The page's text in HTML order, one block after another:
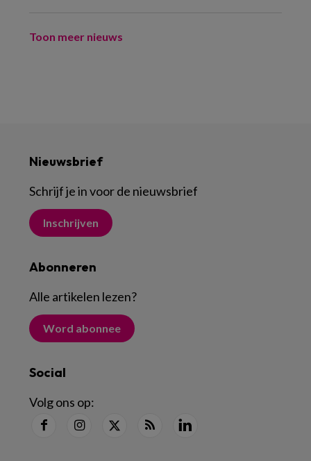
Toon meer nieuws
Nieuwsbrief
Schrijf je in voor de nieuwsbrief
Inschrijven
Abonneren
Alle artikelen lezen?
Word abonnee
Social
Volg ons op: